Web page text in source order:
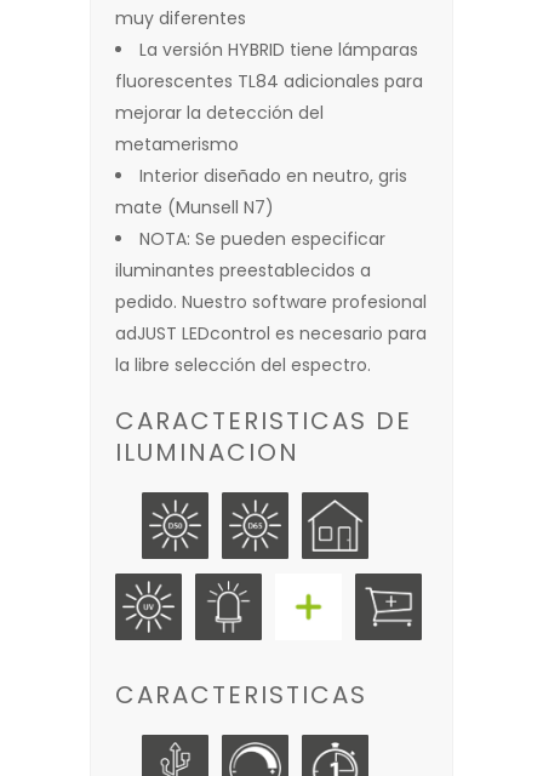
muy diferentes
La versión HYBRID tiene lámparas
fluorescentes TL84 adicionales para
mejorar la detección del
metamerismo
Interior diseñado en neutro, gris
mate (Munsell N7)
NOTA: Se pueden especificar
iluminantes preestablecidos a
pedido. Nuestro software profesional
adJUST LEDcontrol es necesario para
la libre selección del espectro.
CARACTERISTICAS DE
ILUMINACION
CARACTERISTICAS